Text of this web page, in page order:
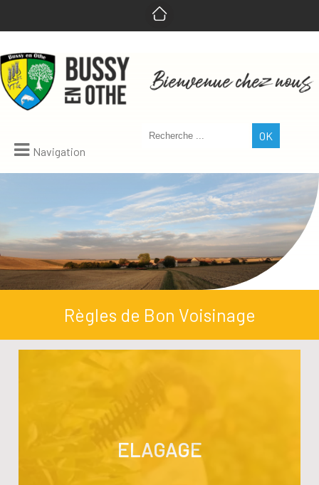
Navigation
Règles de Bon Voisinage
ELAGAGE